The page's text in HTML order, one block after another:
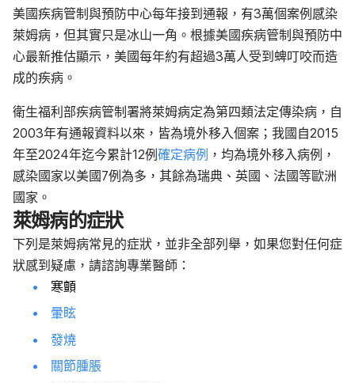
美國疾病管制與預防中心每年接到通報，有3萬個案例感染
萊姆病，但其實只是冰山一角。根據美國疾病管制與預防中
心最新推估顯示，美國每年約有超過3萬人受到蜱叮咬而造
成的疾病。
衛生福利部疾病管制署將萊姆病定為第四類法定傳染病，自
2003年有通報資料以來，皆為境外移入個案；我國自2015
年至2024年迄今累計12例確定病例 ，均為境外移入病例，
感染國家以美國7例為多，其餘為瑞典、英國、法國等歐洲
國家。
萊姆病的症狀
下列是萊姆病常見的症狀，並非全部列舉，如果您對任何症
狀感到疑慮，請諮詢專業醫師：
寒顫
暈眩
發燒
關節腫脹